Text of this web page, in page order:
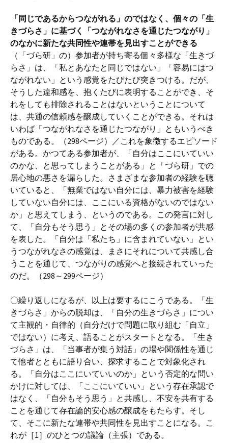
「同じであるからつながれる」のではなく、個々の「生
きづらさ」に基づく「つながれなさを通じたつながり」
のなかに新たな共同性や連帯を見出すことができる
（「づら研」の）参加者が持ち寄る個々多様な「生きづ
らさ」は、「私とあなたと同じではない」「容易にはつ
ながれない」という感覚をたびたび突きつける。だが、
そうした違和感を、抱くたびに表明することができ、そ
れをしても排除されることはないということについて
は、共通の信頼感を醸成していくことができる。それは
いわば「つながれなさを通じたつながり」ともいうべき
ものである。（298ページ）／これを象徴するエピソード
がある。かつてある参加者が、「自分はここにいていい
のかな、と思ってしまうことがある」と「づら研」での
居心地の悪さを漏らした。さまざまな参加者の経験を聴
いていると、「無業ではない自分には、暴力被害を経験
していない自分には、ここにいる資格がないのではない
か」と思えてしまう、というのである。この発言に対し
て、「自分もそう思う」とその場の多くの参加者が共感
を表した。「自分は「私たち」に含まれていない」とい
うつながれなさの感覚は、まさにそれについて共感し合
うことを通じて、つながりの感覚へと接続されていった
のだ。（298～299ページ）
〇繰り返しになるが、以上は要するにこうである。「生
きづらさ」からの脱却は、「自分の生きづらさ」につい
て主観的・自律的（自分だけで問題に取り組む「自立」
ではない）に考え、語ることがスタートとなる。「生き
づらさ」は、「当事者が集う対話」の場や関係性を通じ
て他者とともに語り合い、探求することで対象化され
る。「自分はここにいていいのか」という否定的な問い
かけに対しては、「ここにいていい」という存在承認で
はなく、「自分もそう思う」と共感し、不安を共有する
ことを通じて存在論的安心感の醸成をもたらす。そし
て、そこに新たな連帯や共同性を見出すことになる。こ
れが［1］のひとつの議論（主張）である。